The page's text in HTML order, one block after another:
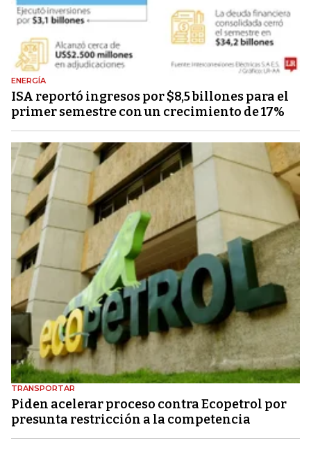
ENERGÍA
ISA reportó ingresos por $8,5 billones para el
primer semestre con un crecimiento de 17%
TRANSPORTAR
Piden acelerar proceso contra Ecopetrol por
presunta restricción a la competencia